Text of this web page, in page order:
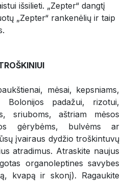
išsilieti. „Zepter“ dangtį
„Zepter“ rankenėlių ir taip
mėsai, kepsniams,
Bolonijos padažui, rizotui,
sriuboms, aštriam mėsos
gėrybėms, bulvėms ar
įvairaus dydžio troškintuvų
atradimus. Atraskite naujus
organoleptines savybes
kvapą ir skonį). Ragaukite